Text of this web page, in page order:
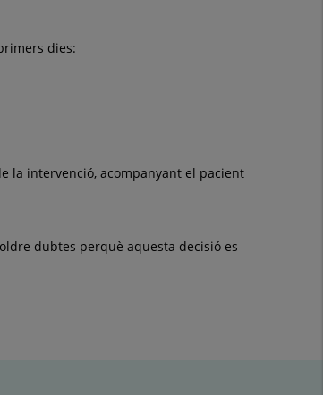
dies:
la intervenció, acompanyant el pacient
dubtes perquè aquesta decisió es